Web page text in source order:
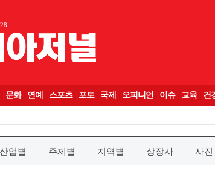
산업별 주제별 지역별 상장사 사진